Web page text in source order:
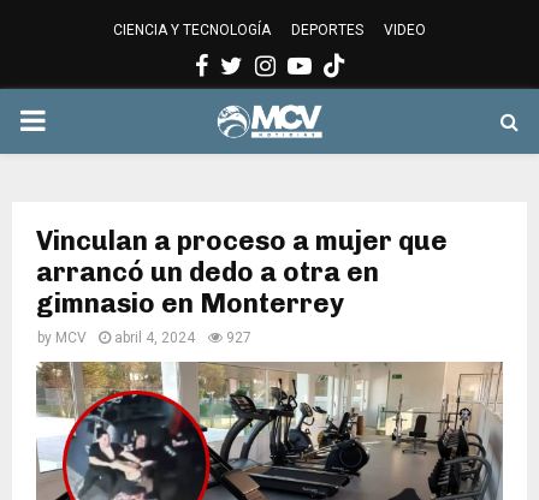
CIENCIA Y TECNOLOGÍA DEPORTES VIDEO
Facebook
Twitter
Instagram
Youtube
PRIMARY
Vinculan a proceso a mujer que
arrancó un dedo a otra en
gimnasio en Monterrey
by MCV abril 4, 2024 927